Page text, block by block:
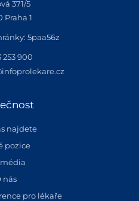
371/5
Praha 1
5paa56z
253 900
najdete
pozice
nás
pro lékaře